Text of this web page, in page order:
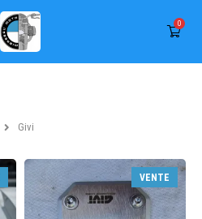
0
Givi
VENTE